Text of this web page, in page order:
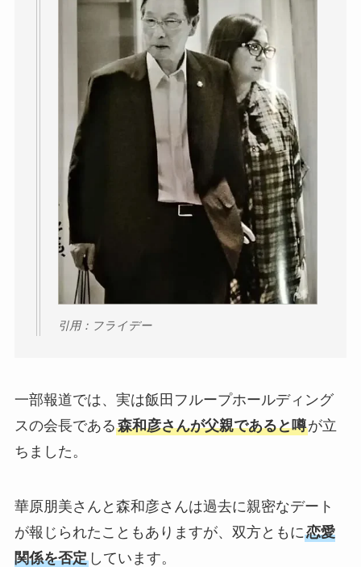
引用：フライデー
一部報道では、実は飯田フループホールディング
スの会長である森和彦さんが父親であると噂が立
ちました。
華原朋美さんと森和彦さんは過去に親密なデート
が報じられたこともありますが、双方ともに恋愛
関係を否定しています。